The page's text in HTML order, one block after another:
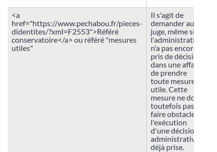
<a
href="https://www.pechabou.fr/pieces-
didentites/?xml=F2553">Référé
conservatoire</a> ou référé "mesures
utiles"
Il s'agit de
demander au
juge, même si
l'administration
n'a pas encore
pris de décision
dans une affaire,
de prendre
toute mesure
utile. Cette
mesure ne doit
toutefois pas
faire obstacle à
l'exécution
d'une décision
administrative
déjà prise.